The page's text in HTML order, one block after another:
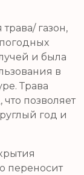
газон,
и была
в
Трава
позволяет
год и
переносит